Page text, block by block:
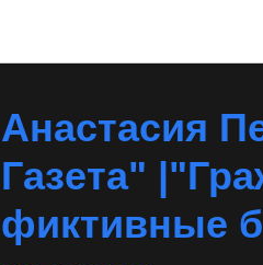
Анастасия
Газета"
фиктивные